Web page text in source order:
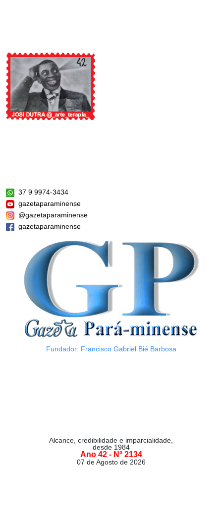
37 9 9974-3434
gazetaparaminense
@gazetaparaminense
gazetaparaminense
Fundador: Francisco Gabriel Bié Barbosa
Alcance, credibilidade e imparcialidade,
desde 1984
Ano 42 - Nº 2134
07 de Agosto de 2026